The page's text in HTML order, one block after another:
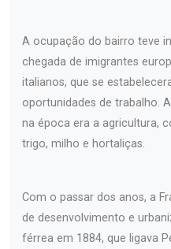
A ocupação do bairro teve
chegada de imigrantes
italianos, que se
oportunidades de trabalho.
na época era a agricultura,
trigo, milho e hortaliças.
Com o passar dos anos, a
de desenvolvimento e
férrea em 1884, que ligava